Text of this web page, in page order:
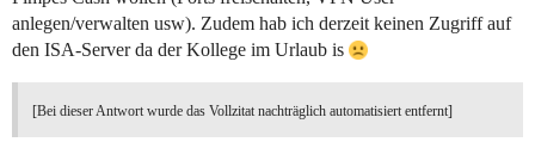
anlegen/verwalten usw). Zudem hab ich derzeit keinen Zugriff auf
den ISA-Server da der Kollege im Urlaub is
[Bei dieser Antwort wurde das Vollzitat nachträglich automatisiert entfernt]